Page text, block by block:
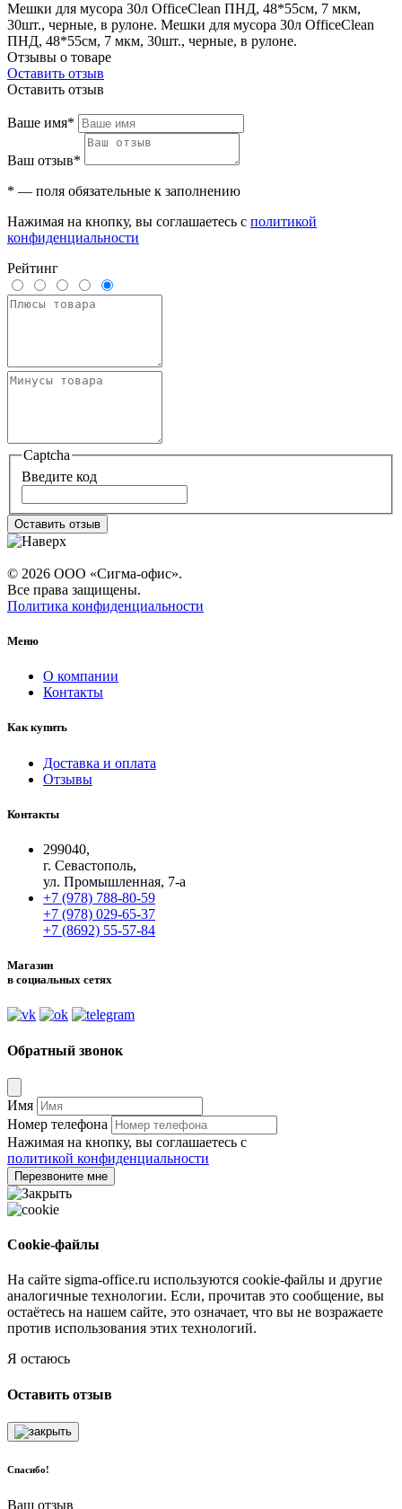
Мешки для мусора 30л OfficeClean ПНД, 48*55см, 7 мкм,
30шт., черные, в рулоне. Мешки для мусора 30л OfficeClean
ПНД, 48*55см, 7 мкм, 30шт., черные, в рулоне.
Отзывы о товаре
Оставить отзыв
Оставить отзыв
Ваше имя*
Ваш отзыв*
* — поля обязательные к заполнению
Нажимая на кнопку, вы соглашаетесь с политикой
конфиденциальности
Рейтинг
Captcha
Введите код
Оставить отзыв
© 2026 ООО «Сигма-офис».
Все права защищены.
Политика конфиденциальности
Меню
О компании
Контакты
Как купить
Доставка и оплата
Отзывы
Контакты
299040,
г. Севастополь,
ул. Промышленная, 7-а
+7 (978) 788-80-59
+7 (978) 029-65-37
+7 (8692) 55-57-84
Магазин
в социальных сетях
Обратный звонок
Имя
Номер телефона
Нажимая на кнопку, вы соглашаетесь с
политикой конфиденциальности
Перезвоните мне
Cookie-файлы
На сайте sigma-office.ru используются cookie-файлы и другие
аналогичные технологии. Если, прочитав это сообщение, вы
остаётесь на нашем сайте, это означает, что вы не возражаете
против использования этих технологий.
Я остаюсь
Оставить отзыв
Спасибо!
Ваш отзыв